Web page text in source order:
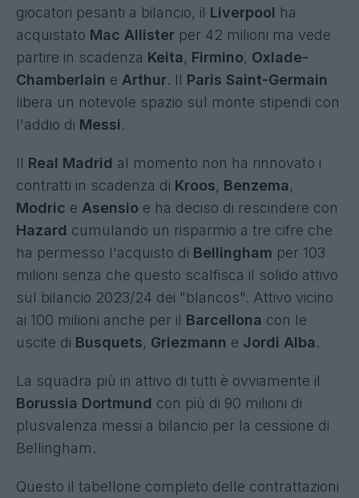
giocatori pesanti a bilancio, il Liverpool ha
acquistato Mac Allister per 42 milioni ma vede
partire in scadenza Keita, Firmino, Oxlade-
Chamberlain e Arthur. Il Paris Saint-Germain
libera un notevole spazio sul monte stipendi con
l'addio di Messi.
Il Real Madrid al momento non ha rinnovato i
contratti in scadenza di Kroos, Benzema,
Modric e Asensio e ha deciso di rescindere con
Hazard cumulando un risparmio a tre cifre che
ha permesso l'acquisto di Bellingham per 103
milioni senza che questo scalfisca il solido attivo
sul bilancio 2023/24 dei "blancos". Attivo vicino
ai 100 milioni anche per il Barcellona con le
uscite di Busquets, Griezmann e Jordi Alba.
La squadra più in attivo di tutti è ovviamente il
Borussia Dortmund con più di 90 milioni di
plusvalenza messi a bilancio per la cessione di
Bellingham.
Questo il tabellone completo delle contrattazioni